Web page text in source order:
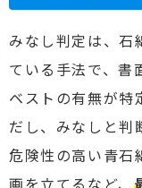
みなし判定は、石
ている手法で、書
ベストの有無が特
だし、みなしと判
危険性の高い青石
画を立てるなど、